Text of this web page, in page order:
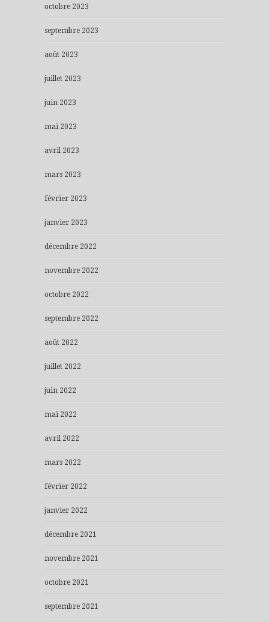
octobre 2023
septembre 2023
août 2023
juillet 2023
juin 2023
mai 2023
avril 2023
mars 2023
février 2023
janvier 2023
décembre 2022
novembre 2022
octobre 2022
septembre 2022
août 2022
juillet 2022
juin 2022
mai 2022
avril 2022
mars 2022
février 2022
janvier 2022
décembre 2021
novembre 2021
octobre 2021
septembre 2021